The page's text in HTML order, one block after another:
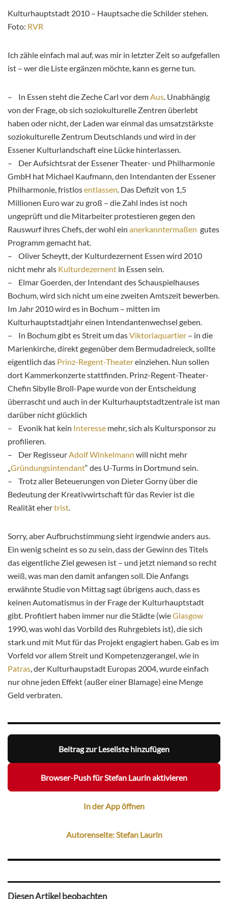
Kulturhauptstadt 2010 – Hauptsache die Schilder stehen.
Foto: RVR
Ich zähle einfach mal auf, was mir in letzter Zeit so aufgefallen
ist – wer die Liste ergänzen möchte, kann es gerne tun.
– In Essen steht die Zeche Carl vor demAus. Unabhängig
von der Frage, ob sich soziokulturelle Zentren überlebt
haben oder nicht, der Laden war einmal das umsatzstärkste
soziokulturelle Zentrum Deutschlands und wird in der
Essener Kulturlandschaft eine Lücke hinterlassen.
– Der Aufsichtsrat der Essener Theater- und Philharmonie
GmbH hat Michael Kaufmann, den Intendanten der Essener
Philharmonie, fristlosentlassen. Das Defizit von 1,5
Millionen Euro war zu groß – die Zahl indes ist noch
ungeprüft und die Mitarbeiter protestieren gegen den
Rauswurf ihres Chefs, der wohl ein anerkanntermaßen gutes
Programm gemacht hat.
– Oliver Scheytt, der Kulturdezernent Essen wird 2010
nicht mehr als Kulturdezernent in Essen sein.
– Elmar Goerden, der Intendant des Schauspielhauses
Bochum, wird sich nicht um eine zweiten Amtszeit bewerben.
Im Jahr 2010 wird es in Bochum – mitten im
Kulturhauptstadtjahr einen Intendantenwechsel geben.
– In Bochum gibt es Streit um dasViktoriaquartier – in die
Marienkirche, direkt gegenüber dem Bermudadreieck, sollte
eigentlich das Prinz-Regent-Theatereinziehen. Nun sollen
dort Kammerkonzerte stattfinden. Prinz-Regent-Theater-
Chefin Sibylle Broll-Pape wurde von der Entscheidung
überrascht und auch in der Kulturhauptstadtzentrale ist man
darüber nicht glücklich
– Evonik hat kein Interesse mehr, sich als Kultursponsor zu
profilieren.
– Der RegisseurAdolf Winkelmann will nicht mehr
„Gründungsintendant“ des U-Turms in Dortmund sein.
– Trotz aller Beteuerungen von Dieter Gorny über die
Bedeutung der Kreativwirtschaft für das Revier ist die
Realität ehertrist.
Sorry, aber Aufbruchstimmung sieht irgendwie anders aus.
Ein wenig scheint es so zu sein, dass der Gewinn des Titels
das eigentliche Ziel gewesen ist – und jetzt niemand so recht
weiß, was man den damit anfangen soll. Die Anfangs
erwähnte Studie von Mittag sagt übrigens auch, dass es
keinen Automatismus in der Frage der Kulturhauptstadt
gibt. Profitiert haben immer nur die Städte (wieGlasgow
1990, was wohl das Vorbild des Ruhrgebiets ist), die sich
stark und mit Mut für das Projekt engagiert haben. Gab es im
Vorfeld vor allem Streit und Kompetenzgerangel, wie in
Patras, der Kulturhaupstadt Europas 2004, wurde einfach
nur ohne jeden Effekt (außer einer Blamage) eine Menge
Geld verbraten.
Beitrag zur Leseliste hinzufügen
Browser-Push für Stefan Laurin aktivieren
In der App öffnen
Autorenseite: Stefan Laurin
Diesen Artikel beobachten